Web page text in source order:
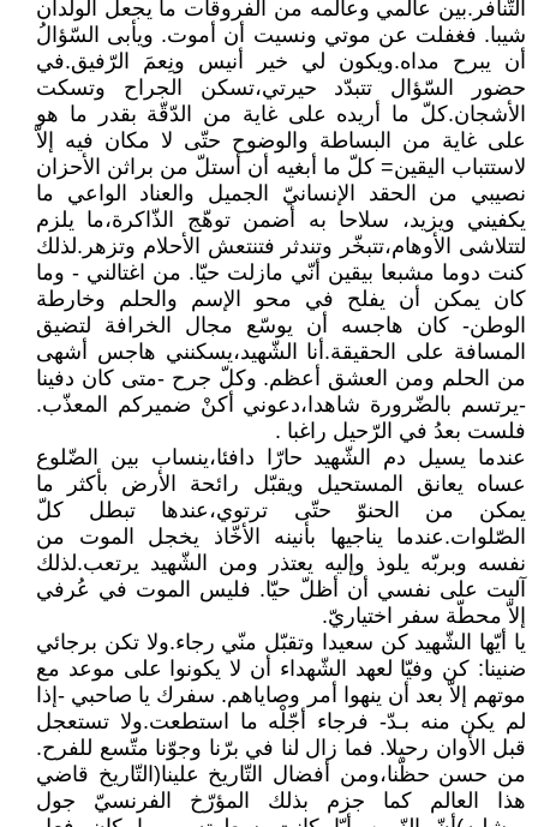
التّنافر.بين عالمي وعالمه من الفروقات ما يجعل الولدان
شيبا. فغفلت عن موتي ونسيت أن أموت. ويأبى السّؤالُ
أن يبرح مداه.ويكون لي خير أنيس ونِعمَ الرّفيق.في
حضور السّؤال تتبدّد حيرتي،تسكن الجراح وتسكت
الأشجان.كلّ ما أريده على غاية من الدّقّة بقدر ما هو
على غاية من البساطة والوضوح حتّى لا مكان فيه إلاّ
لاستتباب اليقين= كلّ ما أبغيه أن أستلّ من براثن الأحزان
نصيبي من الحقد الإنسانيّ الجميل والعناد الواعي ما
يكفيني ويزيد، سلاحا به أضمن توهّج الذّاكرة،ما يلزم
لتتلاشى الأوهام،تتبخّر وتندثر فتنتعش الأحلام وتزهر.لذلك
كنت دوما مشبعا بيقين أنّي مازلت حيّا. من اغتالني - وما
كان يمكن أن يفلح في محو الإسم والحلم وخارطة
الوطن- كان هاجسه أن يوسّع مجال الخرافة لتضيق
المسافة على الحقيقة.أنا الشّهيد،يسكنني هاجس أشهى
من الحلم ومن العشق أعظم. وكلّ جرح -متى كان دفينا
-يرتسم بالضّرورة شاهدا،دعوني أكنْ ضميركم المعذّب.
فلست بعدُ في الرّحيل راغبا .
عندما يسيل دم الشّهيد حارّا دافئا،ينساب بين الضّلوع
عساه يعانق المستحيل ويقبّل رائحة الأرض بأكثر ما
يمكن من الحنوّ حتّى ترتوي،عندها تبطل كلّ
الصّلوات.عندما يناجيها بأنينه الأخّاذ يخجل الموت من
نفسه وبربّه يلوذ وإليه يعتذر ومن الشّهيد يرتعب.لذلك
آليت على نفسي أن أظلّ حيّا. فليس الموت في عُرفي
إلاّ محطّة سفر اختياريّ.
يا أيّها الشّهيد كن سعيدا وتقبّل منّي رجاء.ولا تكن برجائي
ضنينا: كن وفيّا لعهد الشّهداء أن لا يكونوا على موعد مع
موتهم إلاّ بعد أن ينهوا أمر وصاياهم. سفرك يا صاحبي -إذا
لم يكن منه بـدّ- فرجاء أجّلْه ما استطعت.ولا تستعجل
قبل الأوان رحيلا. فما زال لنا في برّنا وجوّنا متّسع للفرح.
من حسن حظّنا،ومن أفضال التّاريخ علينا(التّاريخ قاضي
هذا العالم كما جزم بذلك المؤرّخ الفرنسيّ جول